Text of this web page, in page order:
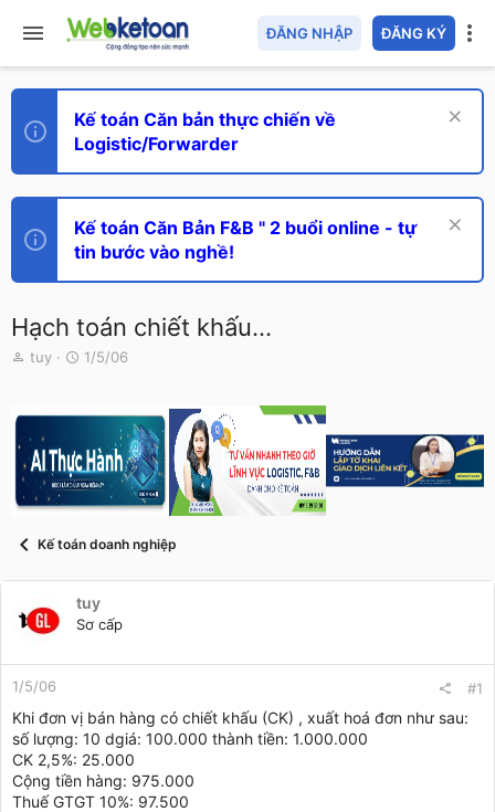
ĐĂNG NHẬP ĐĂNG KÝ
Kế toán Căn bản thực chiến về
Logistic/Forwarder
Kế toán Căn Bản F&B " 2 buổi online - tự
tin bước vào nghề!
Hạch toán chiết khấu...
T
e
a
d
s
a
tuy
N
y
ử
i
1/5/06
Kế toán doanh nghiệp
tuy
Sơ cấp
1/5/06 #1
Khi đơn vị bán hàng có chiết khấu (CK) , xuất hoá đơn như sau:
số lượng: 10 dgiá: 100.000 thành tiền: 1.000.000
CK 2,5%: 25.000
Cộng tiền hàng: 975.000
Thuế GTGT 10%: 97.500